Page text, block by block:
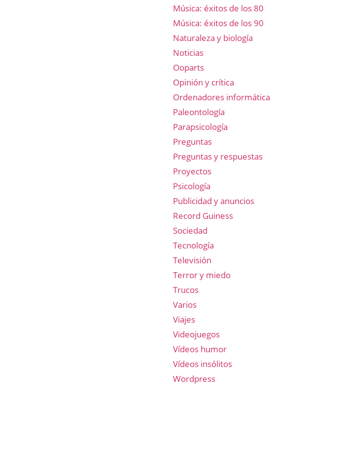
Música: éxitos de los 80
Música: éxitos de los 90
Naturaleza y biología
Noticias
Ooparts
Opinión y crítica
Ordenadores informática
Paleontología
Parapsicología
Preguntas
Preguntas y respuestas
Proyectos
Psicología
Publicidad y anuncios
Record Guiness
Sociedad
Tecnología
Televisión
Terror y miedo
Trucos
Varios
Viajes
Videojuegos
Vídeos humor
Vídeos insólitos
Wordpress